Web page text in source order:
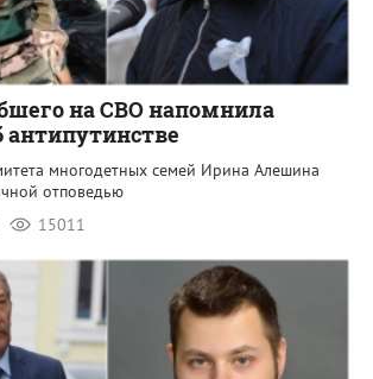
на СВО напомнила
антипутинстве
многодетных семей Ирина Алешина
отповедью
15011